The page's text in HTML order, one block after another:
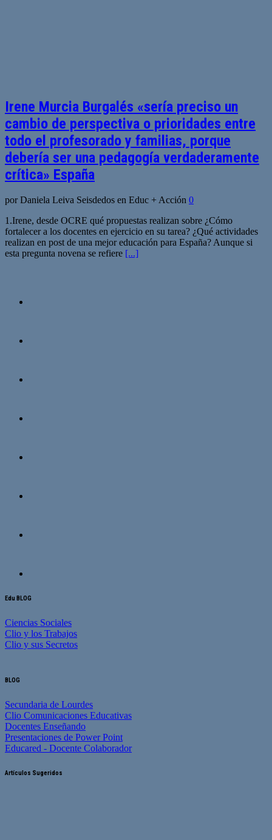
Irene Murcia Burgalés «sería preciso un
cambio de perspectiva o prioridades entre
todo el profesorado y familias, porque
debería ser una pedagogía verdaderamente
crítica» España
por Daniela Leiva Seisdedos en Educ + Acción 0
1.Irene, desde OCRE qué propuestas realizan sobre ¿Cómo
fortalecer a los docentes en ejercicio en su tarea? ¿Qué actividades
realizan en post de una mejor educación para España? Aunque si
esta pregunta novena se refiere [...]
Edu BLOG
Ciencias Sociales
Clio y los Trabajos
Clio y sus Secretos
BLOG
Secundaria de Lourdes
Clio Comunicaciones Educativas
Docentes Enseñando
Presentaciones de Power Point
Educared - Docente Colaborador
Artículos Sugeridos